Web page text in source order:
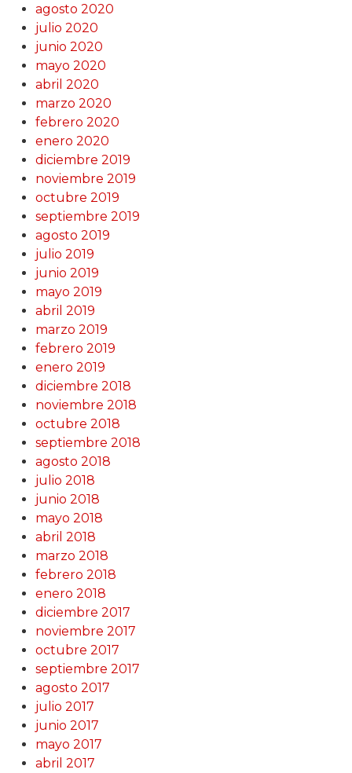
agosto 2020
julio 2020
junio 2020
mayo 2020
abril 2020
marzo 2020
febrero 2020
enero 2020
diciembre 2019
noviembre 2019
octubre 2019
septiembre 2019
agosto 2019
julio 2019
junio 2019
mayo 2019
abril 2019
marzo 2019
febrero 2019
enero 2019
diciembre 2018
noviembre 2018
octubre 2018
septiembre 2018
agosto 2018
julio 2018
junio 2018
mayo 2018
abril 2018
marzo 2018
febrero 2018
enero 2018
diciembre 2017
noviembre 2017
octubre 2017
septiembre 2017
agosto 2017
julio 2017
junio 2017
mayo 2017
abril 2017